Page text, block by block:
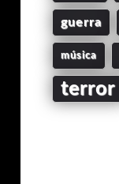
guerra
música
terror